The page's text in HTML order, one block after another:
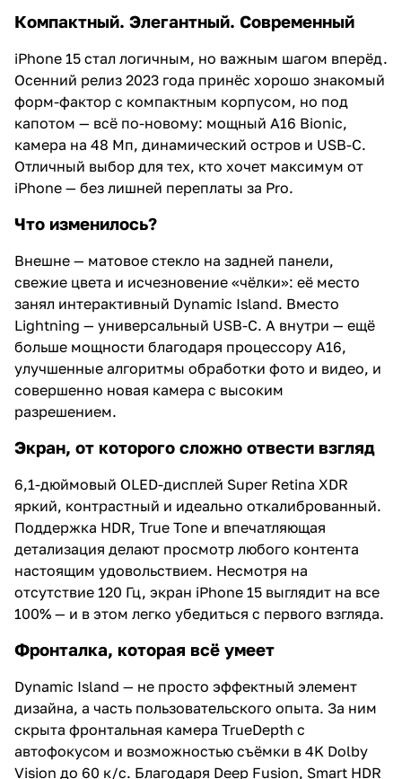
Компактный. Элегантный. Современный
iPhone 15 стал логичным, но важным шагом вперёд.
Осенний релиз 2023 года принёс хорошо знакомый
форм-фактор с компактным корпусом, но под
капотом — всё по-новому: мощный A16 Bionic,
камера на 48 Мп, динамический остров и USB-C.
Отличный выбор для тех, кто хочет максимум от
iPhone — без лишней переплаты за Pro.
Что изменилось?
Внешне — матовое стекло на задней панели,
свежие цвета и исчезновение «чёлки»: её место
занял интерактивный Dynamic Island. Вместо
Lightning — универсальный USB-C. А внутри — ещё
больше мощности благодаря процессору A16,
улучшенные алгоритмы обработки фото и видео, и
совершенно новая камера с высоким
разрешением.
Экран, от которого сложно отвести взгляд
6,1-дюймовый OLED-дисплей Super Retina XDR
яркий, контрастный и идеально откалиброванный.
Поддержка HDR, True Tone и впечатляющая
детализация делают просмотр любого контента
настоящим удовольствием. Несмотря на
отсутствие 120 Гц, экран iPhone 15 выглядит на все
100% — и в этом легко убедиться с первого взгляда.
Фронталка, которая всё умеет
Dynamic Island — не просто эффектный элемент
дизайна, а часть пользовательского опыта. За ним
скрыта фронтальная камера TrueDepth с
автофокусом и возможностью съёмки в 4K Dolby
Vision до 60 к/с. Благодаря Deep Fusion, Smart HDR